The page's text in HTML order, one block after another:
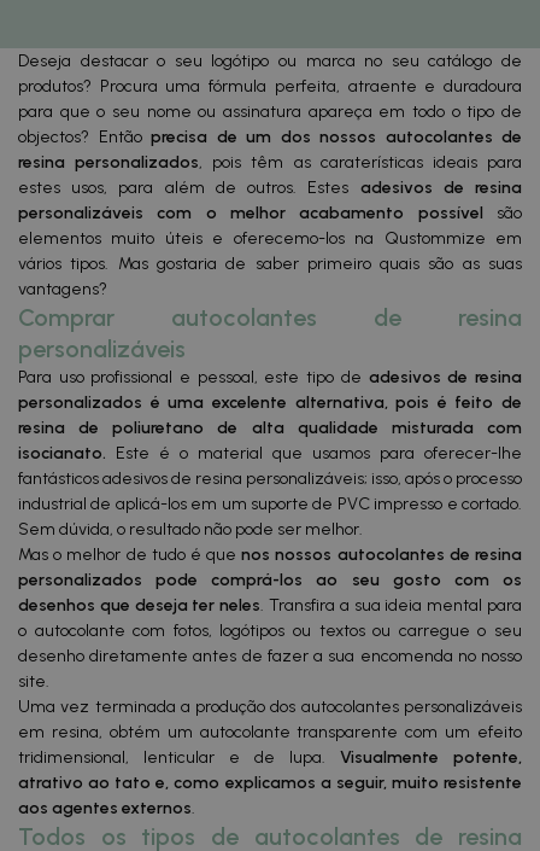
Deseja destacar o seu logótipo ou marca no seu catálogo de
produtos? Procura uma fórmula perfeita, atraente e duradoura
para que o seu nome ou assinatura apareça em todo o tipo de
objectos? Então precisa de um dos nossos autocolantes de
resina personalizados, pois têm as caraterísticas ideais para
estes usos, para além de outros. Estes adesivos de resina
personalizáveis com o melhor acabamento possível são
elementos muito úteis e oferecemo-los na Qustommize em
vários tipos. Mas gostaria de saber primeiro quais são as suas
vantagens?
Comprar autocolantes de resina
personalizáveis
Para uso profissional e pessoal, este tipo de adesivos de resina
personalizados é uma excelente alternativa, pois é feito de
resina de poliuretano de alta qualidade misturada com
isocianato. Este é o material que usamos para oferecer-lhe
fantásticos adesivos de resina personalizáveis; isso, após o processo
industrial de aplicá-los em um suporte de PVC impresso e cortado.
Sem dúvida, o resultado não pode ser melhor.
Mas o melhor de tudo é quenos nossos autocolantes de resina
personalizados pode comprá-los ao seu gosto com os
desenhos que deseja ter neles. Transfira a sua ideia mental para
o autocolante com fotos, logótipos ou textos ou carregue o seu
desenho diretamente antes de fazer a sua encomenda no nosso
site.
Uma vez terminada a produção dos autocolantes personalizáveis
em resina, obtém um autocolante transparente com um efeito
tridimensional, lenticular e de lupa. Visualmente potente,
atrativo ao tato e, como explicamos a seguir, muito resistente
aos agentes externos.
Todos os tipos de autocolantes de resina